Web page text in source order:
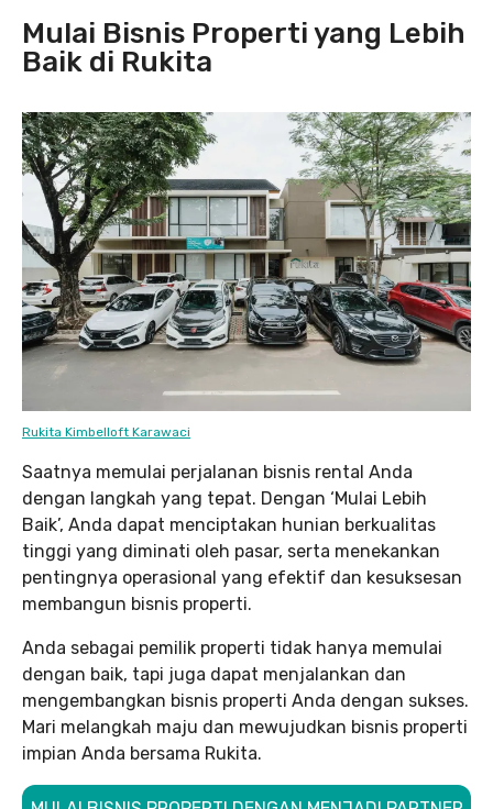
Mulai Bisnis Properti yang Lebih
Baik di Rukita
Rukita Kimbelloft Karawaci
Saatnya memulai perjalanan bisnis rental Anda
dengan langkah yang tepat. Dengan ‘Mulai Lebih
Baik’, Anda dapat menciptakan hunian berkualitas
tinggi yang diminati oleh pasar, serta menekankan
pentingnya operasional yang efektif dan kesuksesan
membangun bisnis properti.
Anda sebagai pemilik properti tidak hanya memulai
dengan baik, tapi juga dapat menjalankan dan
mengembangkan bisnis properti Anda dengan sukses.
Mari melangkah maju dan mewujudkan bisnis properti
impian Anda bersama Rukita.